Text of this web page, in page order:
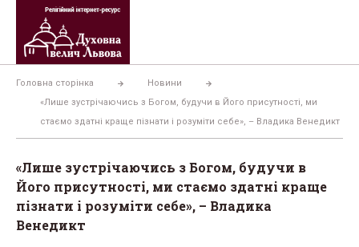
Перейти
вмісту
Головна сторінка
Новини
«Лише зустрічаючись з Богом, будучи в Його присутності, ми
стаємо здатні краще пізнати і розуміти себе», – Владика Венедикт
«Лише зустрічаючись з Богом, будучи в
Його присутності, ми стаємо здатні краще
пізнати і розуміти себе», – Владика
Венедикт